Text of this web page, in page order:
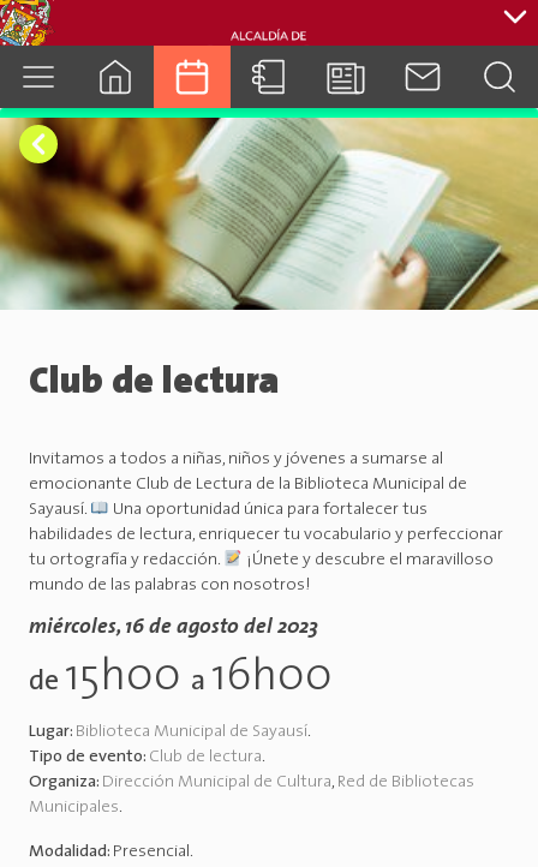
cuenca.gob.ec
Club de lectura
Invitamos a todos a niñas, niños y jóvenes a sumarse al
emocionante Club de Lectura de la Biblioteca Municipal de
Sayausí.
Una oportunidad única para fortalecer tus
habilidades de lectura, enriquecer tu vocabulario y perfeccionar
tu ortografía y redacción.
¡Únete y descubre el maravilloso
mundo de las palabras con nosotros!
miércoles, 16 de agosto del 2023
de 15h00 a 16h00
Lugar: Biblioteca Municipal de Sayausí.
Tipo de evento: Club de lectura.
Organiza: Dirección Municipal de Cultura, Red de Bibliotecas
Municipales.
Modalidad: Presencial.